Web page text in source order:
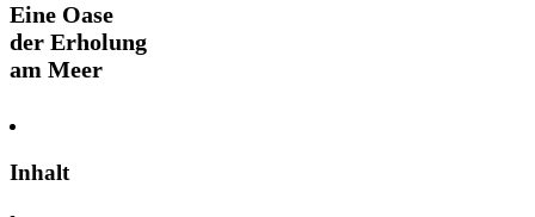
Eine Oase
der Erholung
am Meer
Inhalt